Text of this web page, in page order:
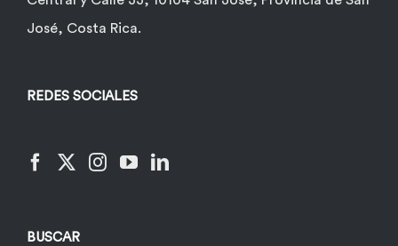
José, Costa Rica.
REDES SOCIALES
BUSCAR